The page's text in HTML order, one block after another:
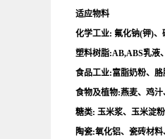
适应物料
化学工业: 氟化钠(钾)
塑料树脂:AB,ABS乳液
食品工业:富脂奶粉、
食物及植物:燕麦、鸡
糖类: 玉米浆、玉米淀
陶瓷:氧化铝、瓷砖材料